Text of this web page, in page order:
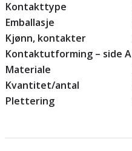
Kontakttype
Emballasje
Kjønn, kontakter
Kontaktutforming – side A
Materiale
Kvantitet/antal
Plettering